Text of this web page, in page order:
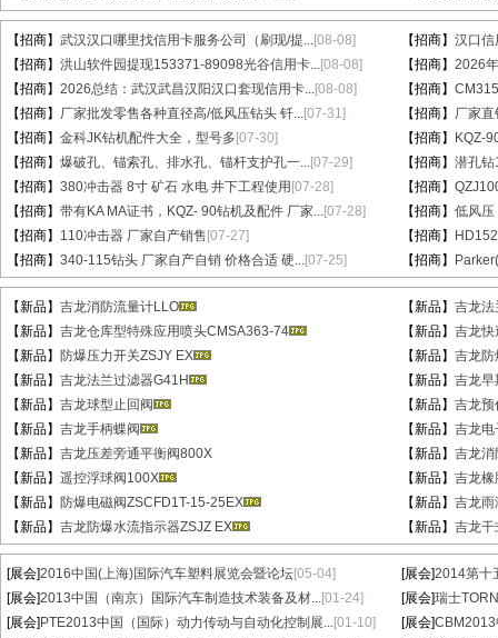
【招商】 武汉汉口哪里找信用卡服务公司（刷现/提...[08-08] 【招商】 汉口信
【招商】 洪山软件园提现153371-89098光谷信用卡...[08-08] 【招商】 2026
【招商】 2026总结：武汉武昌汉阳汉口套现信用卡...[08-08] 【招商】
【招商】 厂家批发零售各种直径高/低风压钻头 钎...[07-31] 【招商】 厂家
【招商】 金科JK钻机配件大全，型号多 [07-30] 【招商】
KQZ-
【招商】 爆破孔、锚索孔、排水孔、锚杆支护孔一...[07-29] 【招商】 潜孔钻
【招商】 380冲击器 8寸 矿石 水电 井下工程使用 [07-28] 【招商】
【招商】 带有KA MA证书，KQZ- 90钻机及配件 厂家...[07-28] 【招商】 低风压
【招商】 110冲击器 厂家自产销售 [07-27] 【招商】
【招商】 340-115钻头 厂家自产自销 价格合适 硬...[07-25] 【招商】
【新品】 吉龙消防流量计LLO 【新品】 吉龙
【新品】 吉龙仓库型特殊应用喷头CMSA363-74 【新品】 吉龙快
【新品】
防爆压力开关ZSJY EX 【新品】 吉龙防
【新品】 吉龙法兰过滤器G41H 【新品】 吉龙
【新品】 吉龙球型止回阀 【新品】 吉龙预
【新品】 吉龙手柄蝶阀 【新品】 吉龙电
【新品】 吉龙压差旁通平衡阀800X 【新品】 吉龙消
【新品】 遥控浮球阀100X 【新品】 吉龙橡
【新品】
防爆电磁阀ZSCFD1T-15-25EX 【新品】 吉龙雨
【新品】 吉龙防爆水流指示器ZSJZ EX 【新品】 吉龙干
[展会]2016中国(上海)国际汽车塑料展览会暨论坛[05-04] [展会]2014第十
[展会]2013中国（南京）国际汽车制造技术装备及材...[01-24] [展会]瑞士
[展会] PTE2013中国（国际）动力传动与自动化控制展...[01-10] [展会]CBM2013